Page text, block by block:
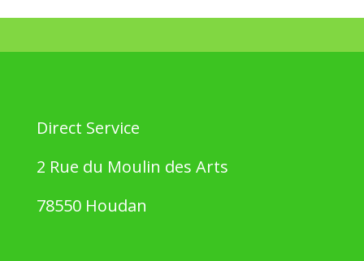
Direct Service
2 Rue du Moulin des Arts
78550 Houdan